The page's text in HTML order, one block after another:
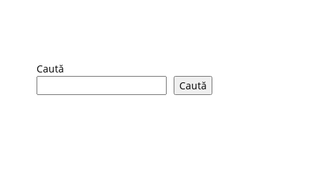
Caută
Caută